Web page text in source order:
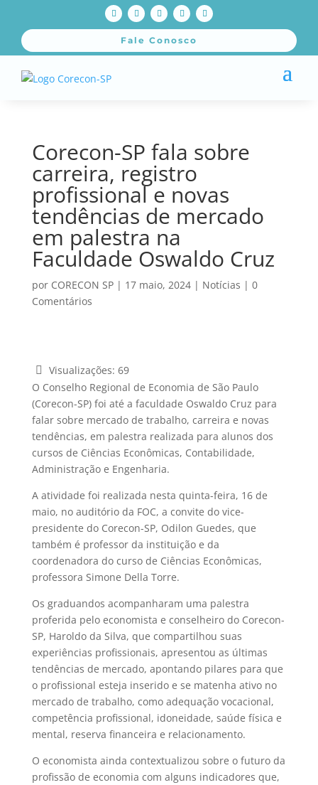
Fale Conosco
Corecon-SP fala sobre
carreira, registro
profissional e novas
tendências de mercado
em palestra na
Faculdade Oswaldo Cruz
por CORECON SP| 17 maio, 2024| Notícias | 0
Comentários
Visualizações: 69
O Conselho Regional de Economia de São Paulo
(Corecon-SP) foi até a faculdade Oswaldo Cruz para
falar sobre mercado de trabalho, carreira e novas
tendências, em palestra realizada para alunos dos
cursos de Ciências Econômicas, Contabilidade,
Administração e Engenharia.
A atividade foi realizada nesta quinta-feira, 16 de
maio, no auditório da FOC, a convite do vice-
presidente do Corecon-SP, Odilon Guedes, que
também é professor da instituição e da
coordenadora do curso de Ciências Econômicas,
professora Simone Della Torre.
Os graduandos acompanharam uma palestra
proferida pelo economista e conselheiro do Corecon-
SP, Haroldo da Silva, que compartilhou suas
experiências profissionais, apresentou as últimas
tendências de mercado, apontando pilares para que
o profissional esteja inserido e se matenha ativo no
mercado de trabalho, como adequação vocacional,
competência profissional, idoneidade, saúde física e
mental, reserva financeira e relacionamento.
O economista ainda contextualizou sobre o futuro da
profissão de economia com alguns indicadores que,